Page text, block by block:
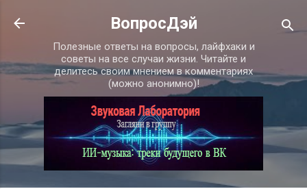
К основному контенту
ВопросДэй
Полезные ответы на вопросы, лайфхаки и
советы на все случаи жизни. Читайте и
делитесь своим мнением в комментариях
(можно анонимно)!